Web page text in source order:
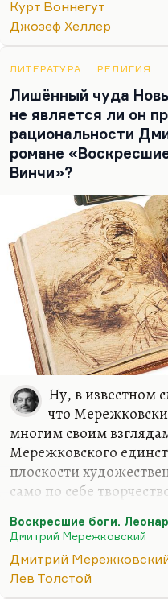
«Острова в океане»,
пройденного. Вещь
посмертно издали,
Курт Воннегут
Джозеф Хеллер
ЛИТЕРАТУРА РЕЛИГИЯ
Лишённый чуда
не является ли он
рациональности
романе
Винчи»?
Ну, в известном
что
многим своим
Мережковского
плоскости
само по себе
знаем, гораздо более
годы как к игрушке. В
Мережковский
действительно
Воскресшие боги.
Дмитрий Мережковский
Дмитрий
Лев Толстой